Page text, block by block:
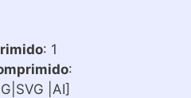
: 1
:
|AI]